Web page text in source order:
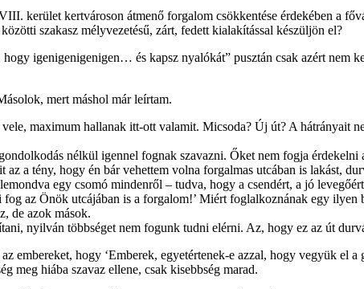
kerület kertvároson átmenő forgalom csökkentése érdekében a
szakasz mélyvezetésű, zárt, fedett kialakítással készüljön el?
igenigenigenigen… és kapsz nyalókát” pusztán csak azért nem
mert máshol már leírtam.
maximum hallanak itt-ott valamit. Micsoda? Új út? A hátrányait
nélkül igennel fognak szavazni. Őket nem fogja
az a tény, hogy én bár vehettem volna forgalmas utcában is lakást,
egy csomó mindenről – tudva, hogy a csendért, a jó
az Önök utcájában is a forgalom!’ Miért foglalkoznának egy
de azok mások.
nyilván többséget nem fogunk tudni elérni. Az, hogy ez az út
embereket, hogy ‘Emberek, egyetértenek-e azzal, hogy vegyük el
meg hiába szavaz ellene, csak kisebbség marad.